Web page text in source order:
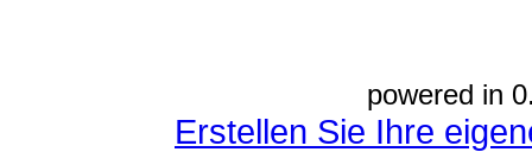
powered in
Erstellen Sie Ihre